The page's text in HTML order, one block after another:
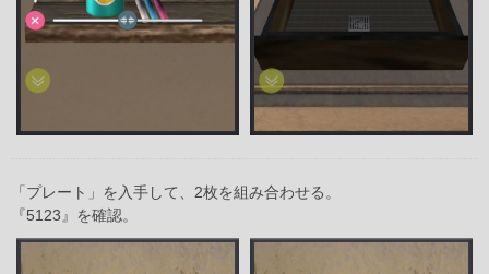
「プレート」を入手して、2枚を組み合わせる。
『5123』を確認。